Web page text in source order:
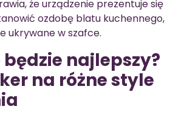
że urządzenie prezentuje się
ozdobę blatu kuchennego,
ukrywane w szafce.
najlepszy?
na różne style